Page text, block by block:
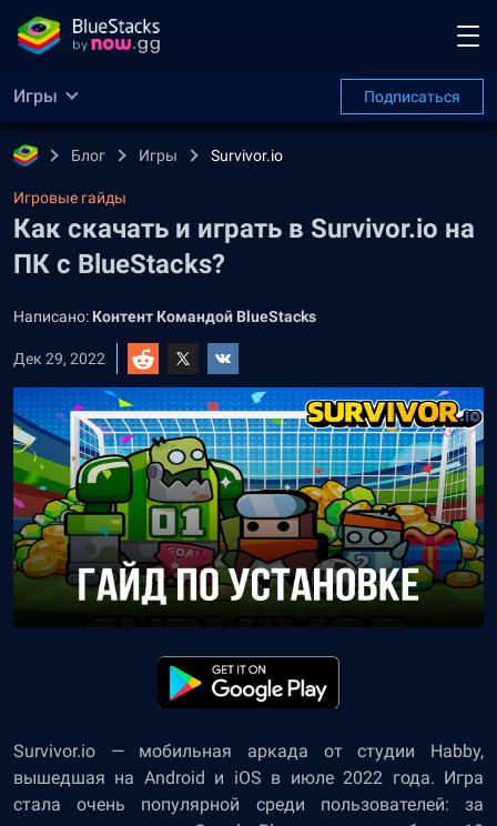
Игры Подписаться
Блог Игры Survivor.io
Игровые гайды
Как скачать и играть в Survivor.io на
ПК с BlueStacks?
Написано: Контент Командой BlueStacks
Дек 29, 2022
Survivor.io — мобильная аркада от студии Habby,
вышедшая на Android и iOS в июле 2022 года. Игра
стала очень популярной среди пользователей: за